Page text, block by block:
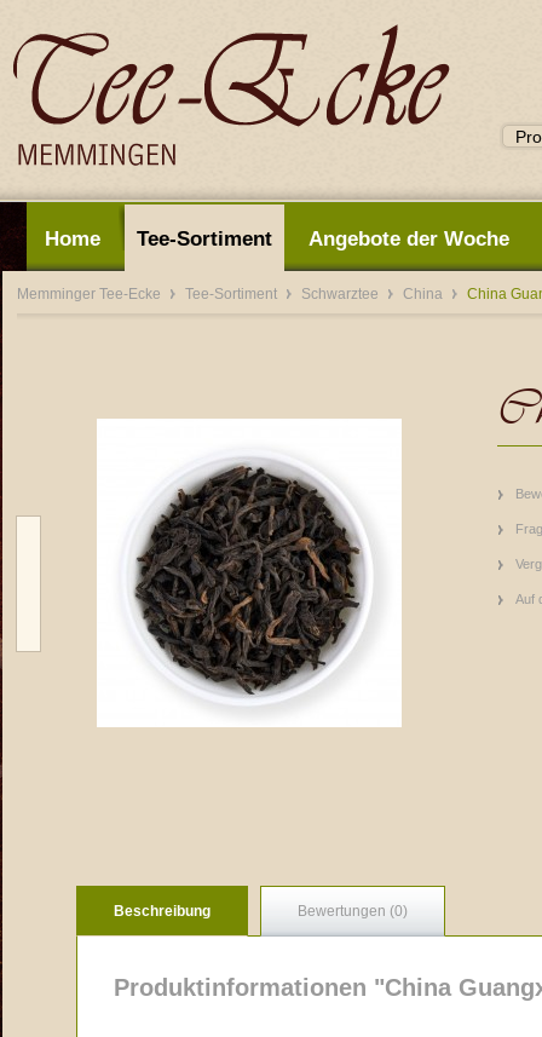
Home Tee-Sortiment Angebote der Woche
Memminger Tee-Ecke Tee-Sortiment Schwarztee China China
Auf
Beschreibung Bewertungen (0)
Produktinformationen "China